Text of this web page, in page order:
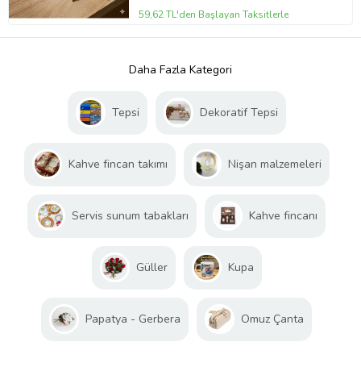
59,62 TL'den Başlayan Taksitlerle
Daha Fazla Kategori
Tepsi Dekoratif Tepsi
Kahve fincan takımı Nişan malzemeleri
Servis sunum tabakları Kahve fincanı
Güller Kupa
Papatya - Gerbera Omuz Çanta